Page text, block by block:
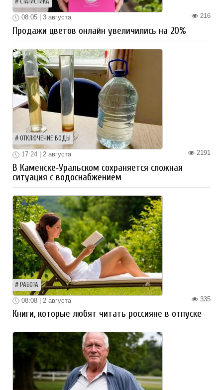
СТАТИСТИКА
216
08:05 | 3 августа
Продажи цветов онлайн увеличились на 20%
ОТКЛЮЧЕНИЕ ВОДЫ
2191
17:24 | 2 августа
В Каменске‑Уральском сохраняется сложная
ситуация с водоснабжением
РАБОТА
335
08:08 | 2 августа
Книги, которые любят читать россияне в отпуске